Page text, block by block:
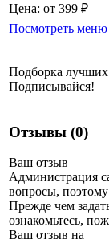
Цена: от 399 ₽
Посмотреть меню
Подборка лучших
Подписывайся!
Отзывы (0)
Ваш отзыв
Администрация
вопросы, поэтому
Прежде чем
ознакомьтесь,
Ваш отзыв на